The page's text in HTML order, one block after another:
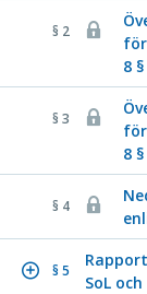
§ 2
8 §
§ 3
8 §
§ 4
§ 5
SoL